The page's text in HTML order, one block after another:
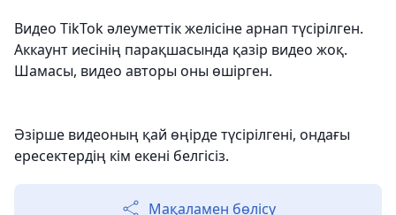
Видео TikTok әлеуметтік желісіне арнап түсірілген.
Аккаунт иесінің парақшасында қазір видео жоқ.
Шамасы, видео авторы оны өшірген.
Әзірше видеоның қай өңірде түсірілгені, ондағы
ересектердің кім екені белгісіз.
Мақаламен бөлісу